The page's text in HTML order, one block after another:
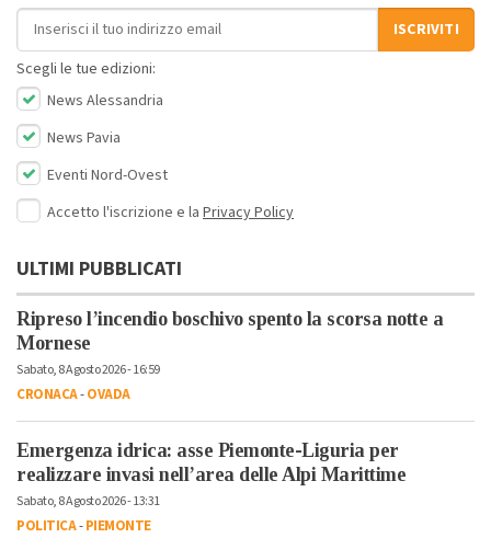
Indirizzo email
ISCRIVITI
Scegli le tue edizioni:
News Alessandria
News Pavia
Eventi Nord-Ovest
Accetto l'iscrizione e la Privacy Policy
ULTIMI PUBBLICATI
Ripreso l’incendio boschivo spento la scorsa notte a
Mornese
Sabato, 8 Agosto 2026 - 16:59
CRONACA-OVADA
Emergenza idrica: asse Piemonte-Liguria per
realizzare invasi nell’area delle Alpi Marittime
Sabato, 8 Agosto 2026 - 13:31
POLITICA-PIEMONTE